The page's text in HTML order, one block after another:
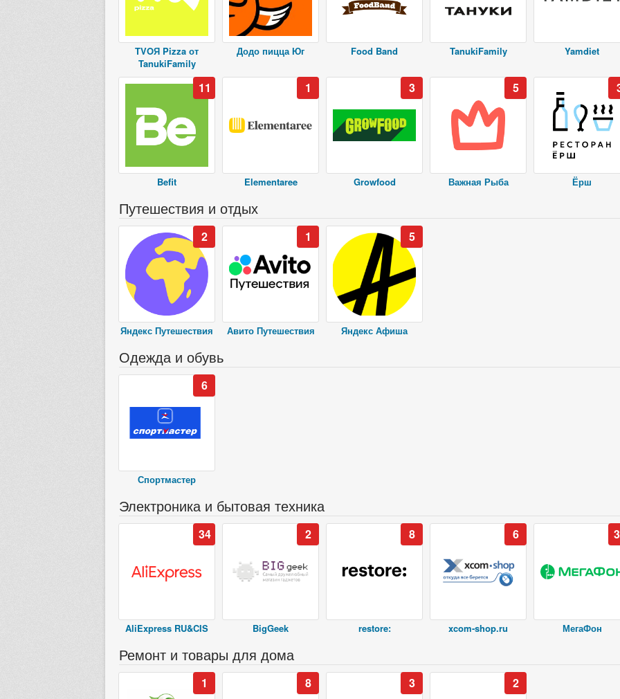
TVOЯ Pizza от
TanukiFamily
Додо пицца Юг Food Band TanukiFamily Yamdiet
11
Befit
1
Elementaree
3
Growfood
5
Важная Рыба Ёрш
Путешествия и отдых
2
Яндекс Путешествия
1
Авито Путешествия
5
Яндекс Афиша
Одежда и обувь
6
Спортмастер
Электроника и бытовая техника
34
AliExpress RU&CIS
2
BigGeek
8
restore:
6
xcom-shop.ru МегаФон
Ремонт и товары для дома
1 8 3 2